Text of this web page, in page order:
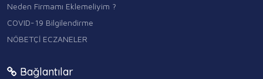
Neden Firmamı Eklemeliyim ?
COVID-19 Bilgilendirme
NÖBETÇİ ECZANELER
Bağlantılar